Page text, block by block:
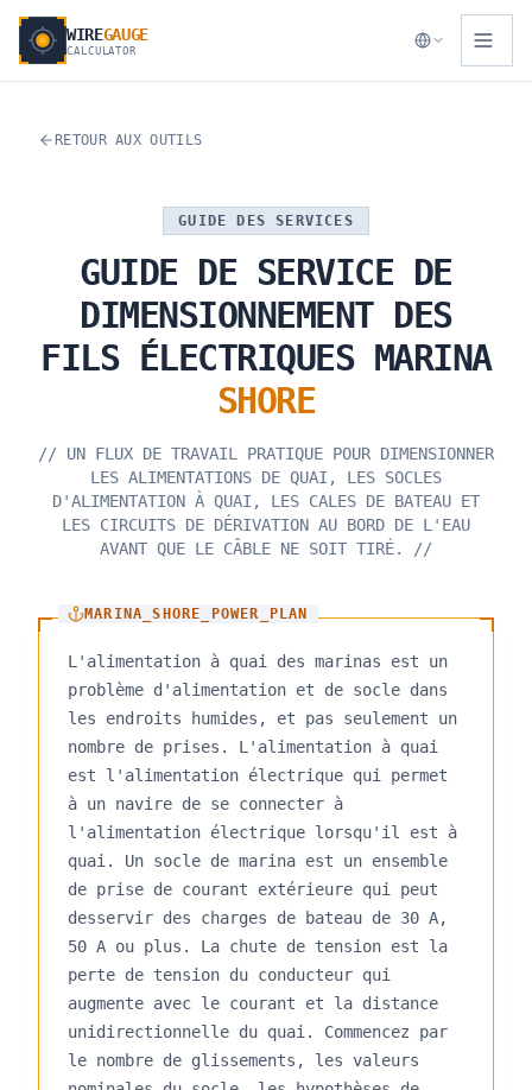
WIREGAUGE
CALCULATOR
RETOUR AUX OUTILS
GUIDE DES SERVICES
GUIDE DE SERVICE DE
DIMENSIONNEMENT DES
FILS ÉLECTRIQUES MARINA
SHORE
// UN FLUX DE TRAVAIL PRATIQUE POUR DIMENSIONNER
LES ALIMENTATIONS DE QUAI, LES SOCLES
D'ALIMENTATION À QUAI, LES CALES DE BATEAU ET
LES CIRCUITS DE DÉRIVATION AU BORD DE L'EAU
AVANT QUE LE CÂBLE NE SOIT TIRÉ.
//
MARINA_SHORE_POWER_PLAN
L'alimentation à quai des marinas est un
problème d'alimentation et de socle dans
les endroits humides, et pas seulement un
nombre de prises. L'alimentation à quai
est l'alimentation électrique qui permet
à un navire de se connecter à
l'alimentation électrique lorsqu'il est à
quai. Un socle de marina est un ensemble
de prise de courant extérieure qui peut
desservir des charges de bateau de 30 A,
50 A ou plus. La chute de tension est la
perte de tension du conducteur qui
augmente avec le courant et la distance
unidirectionnelle du quai. Commencez par
le nombre de glissements, les valeurs